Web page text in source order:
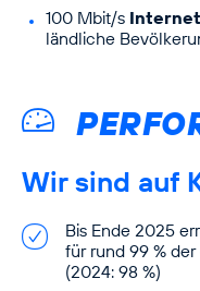
100 Mbit/s
ländliche
Wir sind auf
Bis Ende 2025
für rund 99 %
(2024: 98 %)